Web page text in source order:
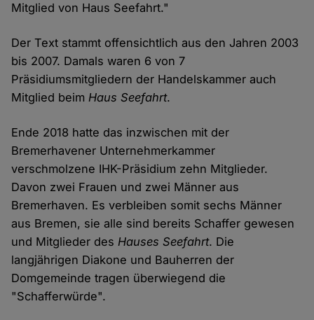
Mitglied von Haus Seefahrt."
Der Text stammt offensichtlich aus den Jahren 2003
bis 2007. Damals waren 6 von 7
Präsidiumsmitgliedern der Handelskammer auch
Mitglied beimHaus Seefahrt.
Ende 2018 hatte das inzwischen mit der
Bremerhavener Unternehmerkammer
verschmolzene IHK-Präsidium zehn Mitglieder.
Davon zwei Frauen und zwei Männer aus
Bremerhaven. Es verbleiben somit sechs Männer
aus Bremen, sie alle sind bereits Schaffer gewesen
und Mitglieder desHauses Seefahrt. Die
langjährigen Diakone und Bauherren der
Domgemeinde tragen überwiegend die
"Schafferwürde".